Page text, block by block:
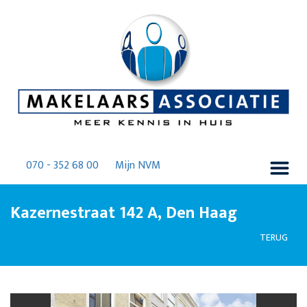
070 - 352 68 00 Mijn NVM
Kazernestraat 142 A, Den Haag
TERUG